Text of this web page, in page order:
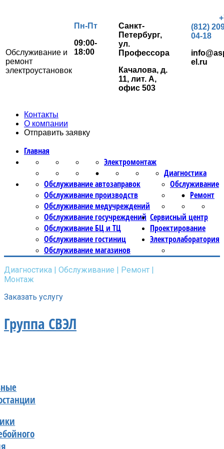
Обслуживание и
ремонт
электроустановок
Пн-Пт
09:00-
18:00
Санкт-
Петербург,
ул.
Профессора
Качалова, д.
11, лит. А,
офис 503
(812)
04-18
el.ru
Контакты
О компании
Отправить заявку
Главная
Электромонтаж
Диагностика
Обслуживание
Обслуживание автозаправок
Обслуживание производств
Обслуживание медучреждений
Обслуживание госучреждений
Обслуживание БЦ и ТЦ
Обслуживание гостиниц
Обслуживание магазинов
Ремонт
Сервисный центр
Проектирование
Электролаборатория
Диагностика | Обслуживание | Ремонт |
Монтаж
Заказать услугу
Группа СВЭЛ